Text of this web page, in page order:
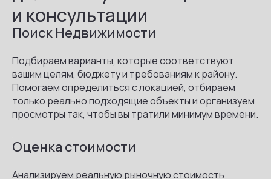
и консультации
Поиск Недвижимости
Подбираем варианты, которые соответствуют
вашим целям, бюджету и требованиям к району.
Помогаем определиться с локацией, отбираем
только реально подходящие объекты и организуем
просмотры так, чтобы вы тратили минимум времени.
.
Оценка стоимости
Анализируем реальную рыночную стоимость